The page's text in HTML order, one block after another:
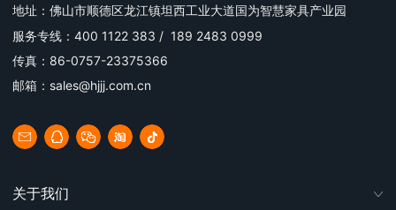
地址：佛山市顺德区龙江镇坦西工业大道国为智慧家具产业园
服务专线：400 1122 383 / 189 2483 0999
传真：86-0757-23375366
邮箱：sales@hjjj.com.cn
关于我们